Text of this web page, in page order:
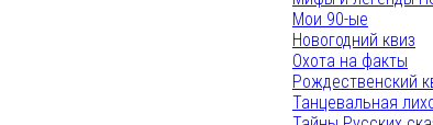
Мои 90-ые
Новогодний квиз
Охота на факты
Рождественский
Танцевальная